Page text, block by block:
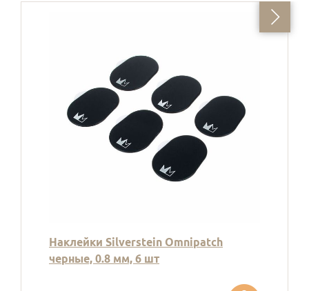
Наклейки Silverstein Omnipatch
черные, 0.8 мм, 6 шт